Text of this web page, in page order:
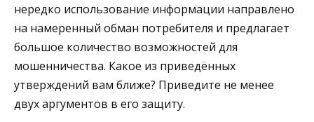
нередко использование информации направлено
на намеренный обман потребителя и предлагает
большое количество возможностей для
мошенничества. Какое из приведённых
утверждений вам ближе? Приведите не ме­нее
двух аргументов в его защиту.